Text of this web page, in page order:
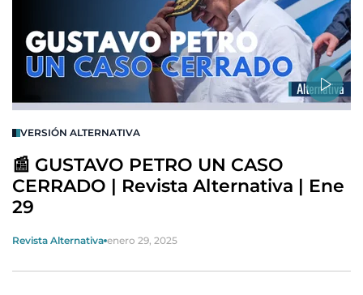
VERSIÓN ALTERNATIVA
📰 GUSTAVO PETRO UN CASO
CERRADO | Revista Alternativa | Ene
29
Revista Alternativa enero 29, 2025